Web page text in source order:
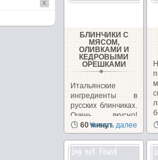
БЛИНЧИКИ С
МЯСОМ,
ОЛИВКАМИ И
КЕДРОВЫМИ
ОРЕШКАМИ
Итальянские
ингредиенты в
русских блинчиках.
Очень вкусно!
Необычно, на
сайте...
60 минут
Читать далее